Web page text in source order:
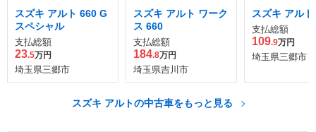
スズキ アルト 660 G
スペシャル
支払総額
23.5万円
埼玉県三郷市
スズキ アルト ワーク
ス 660
支払総額
184.8万円
埼玉県吉川市
スズキ アル
支払総額
109.9万円
埼玉県三郷市
スズキ アルトの中古車をもっと見る